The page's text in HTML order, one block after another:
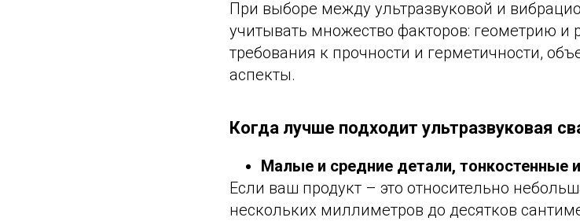
При выборе между ультразвуковой и
учитывать множество факторов: геометрию и
требования к прочности и герметичности,
аспекты.
Когда лучше подходит ультразвуковая
Малые и средние детали, тонкостенные
Если ваш продукт – это относительно
нескольких миллиметров до десятков